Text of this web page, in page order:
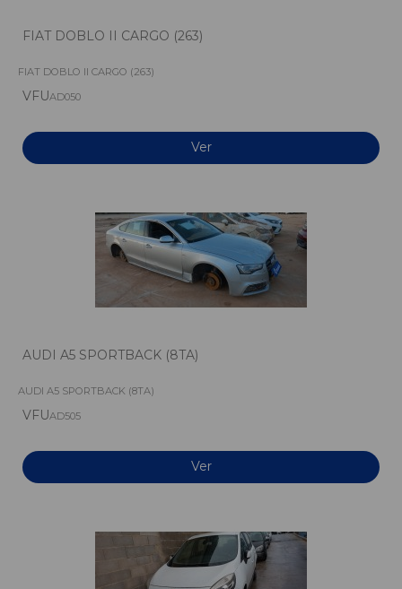
FIAT DOBLO II CARGO (263)
FIAT DOBLO II CARGO (263)
VFUAD050
Ver
AUDI A5 SPORTBACK (8TA)
AUDI A5 SPORTBACK (8TA)
VFUAD505
Ver